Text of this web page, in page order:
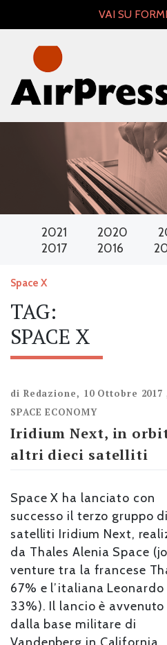
VAI SU
2021 2020
2017
2016
Space X
TAG:
SPACE X
di Redazione, 10 Ottobre 2017
SPACE ECONOMY
Iridium Next, in
altri dieci satelliti
Space X ha lanciato con
successo il terzo gruppo di
satelliti Iridium Next,
da Thales Alenia Space
venture tra la francese
67% e l’italiana Leonardo
33%). Il lancio è avvenuto
dalla base militare di